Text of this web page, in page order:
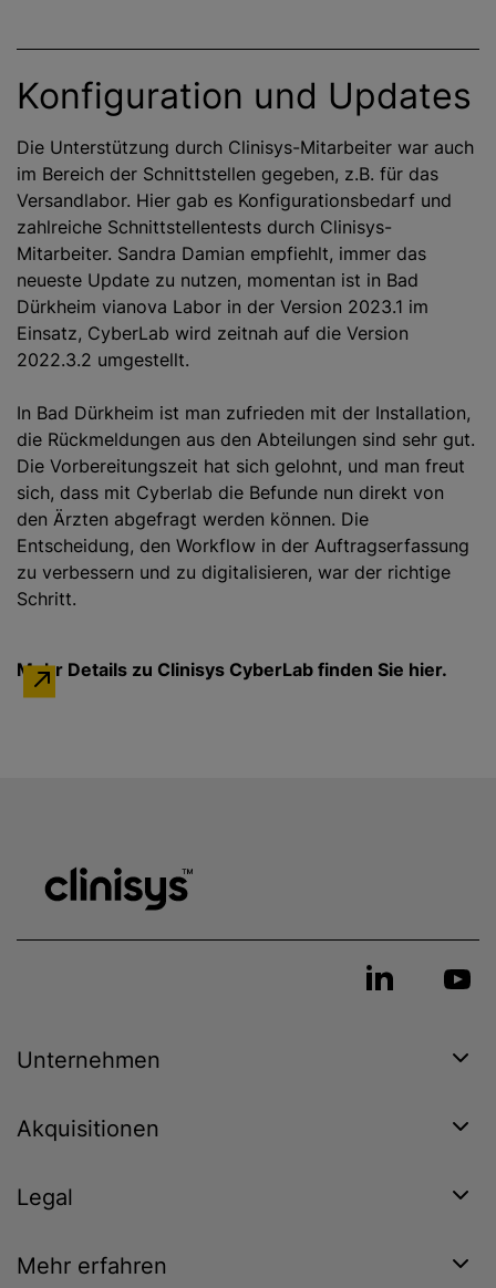
Konfiguration und Updates
Die Unterstützung durch Clinisys-Mitarbeiter war auch
im Bereich der Schnittstellen gegeben, z.B. für das
Versandlabor. Hier gab es Konfigurationsbedarf und
zahlreiche Schnittstellentests durch Clinisys-
Mitarbeiter. Sandra Damian empfiehlt, immer das
neueste Update zu nutzen, momentan ist in Bad
Dürkheim vianova Labor in der Version 2023.1 im
Einsatz, CyberLab wird zeitnah auf die Version
2022.3.2 umgestellt.
In Bad Dürkheim ist man zufrieden mit der Installation,
die Rückmeldungen aus den Abteilungen sind sehr gut.
Die Vorbereitungszeit hat sich gelohnt, und man freut
sich, dass mit Cyberlab die Befunde nun direkt von
den Ärzten abgefragt werden können. Die
Entscheidung, den Workflow in der Auftragserfassung
zu verbessern und zu digitalisieren, war der richtige
Schritt.
Mehr Details zu Clinisys CyberLab finden Sie hier.
Unternehmen
Akquisitionen
Legal
Mehr erfahren